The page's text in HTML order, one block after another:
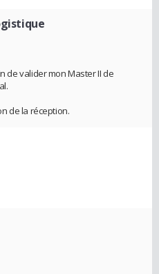
de valider mon Master II de
de la réception.